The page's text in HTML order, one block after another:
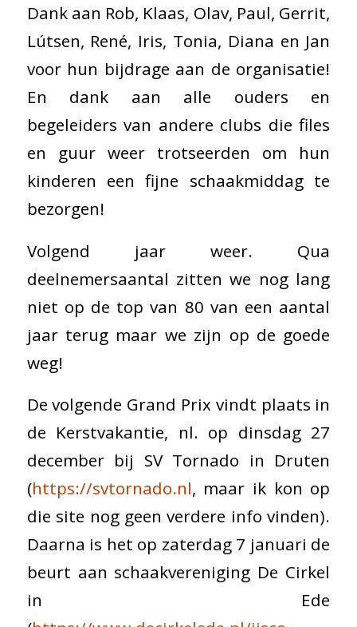
Dank aan Rob, Klaas, Olav, Paul, Gerrit,
Lútsen, René, Iris, Tonia, Diana en Jan
voor hun bijdrage aan de organisatie!
En dank aan alle ouders en
begeleiders van andere clubs die files
en guur weer trotseerden om hun
kinderen een fijne schaakmiddag te
bezorgen!
Volgend jaar weer. Qua
deelnemersaantal zitten we nog lang
niet op de top van 80 van een aantal
jaar terug maar we zijn op de goede
weg!
De volgende Grand Prix vindt plaats in
de Kerstvakantie, nl. op dinsdag 27
december bij SV Tornado in Druten
(https://svtornado.nl, maar ik kon op
die site nog geen verdere info vinden).
Daarna is het op zaterdag 7 januari de
beurt aan schaakvereniging De Cirkel
in Ede